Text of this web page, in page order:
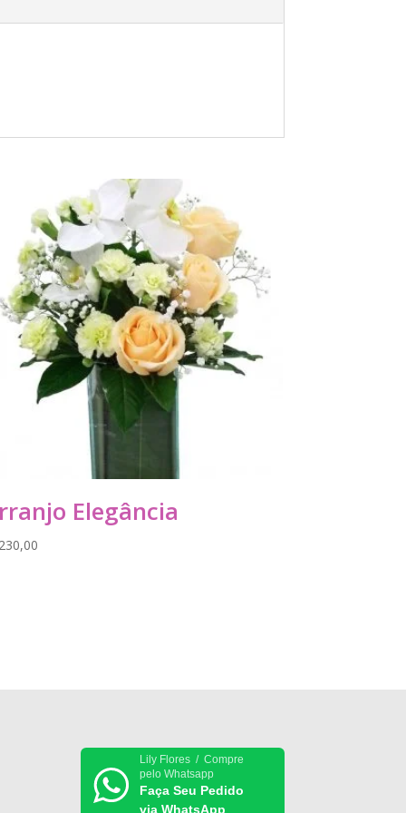
Elegância
Lily Flores / Compre
pelo Whatsapp
Faça Seu Pedido
via WhatsApp